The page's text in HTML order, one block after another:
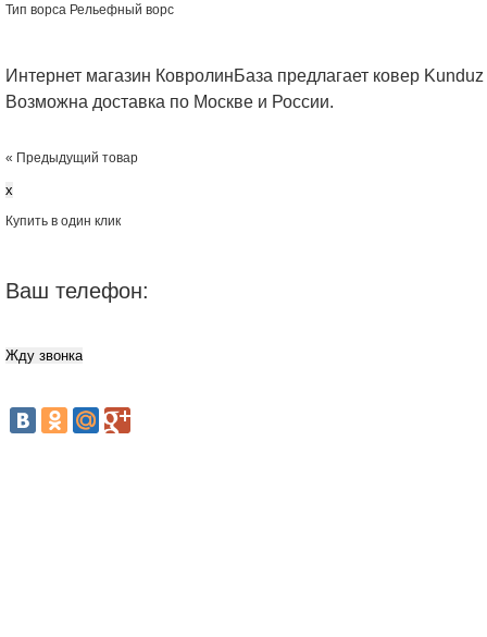
Тип ворса Рельефный ворс
Интернет магазин КовролинБаза предлагает ковер
Возможна доставка по Москве и России.
« Предыдущий товар
x
Купить в один клик
Ваш телефон: